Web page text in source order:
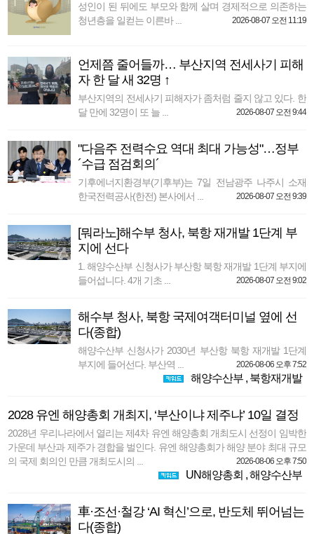
성인이 된 뒤에도 부모와 함께 살며 경제적으로 의존하는
청년층을 일컫는 이른바 ...
2026-08-07 오전 11:19
언제쯤 줄어들까… 부산지역 전세사기 피해
자 한 달 새 32명 ↑
부산지역의 전세사기 피해자가 좀처럼 줄지 않고 있다. 한
달 만에 32명이 또 늘 ...
2026-08-07 오전 9:44
"다음주 전력수요 역대 최대 가능성"…정부
´수급 점검회의´
기후에너지환경부(기후부)는 7일 전남광주 나주시 소재
한국전력공사(한전) 본사에서 ...
2026-08-07 오전 9:39
[뭐라노]해수부 청사, 북항 재개발 1단계 부
지에 선다
1. 해양수산부 신청사가 부산항 북항 재개발 1단계 부지에
들어섭니다. 4개 기초 ...
2026-08-07 오전 9:02
해수부 청사, 북항 국제여객터미널 옆에 선
다(종합)
해양수산부 신청사가 2030년 부산항 북항 재개발 1단계
부지에 들어선다. 부산역 ...
2026-08-06 오후 7:52
해양수산부, 북항재개발
2028 유엔 해양총회 개최지, ‘부산이냐 제주냐’ 10일 결정
2028년 우리나라에서 열리는 제4차 유엔 해양총회 개최도시 선정이 임박한
가운데 부산과 제주가 경합을 벌인다. 유엔 해양총회가 해양 분야 최대 규모
의 국제 회의인 만큼 개최도시의 ...
2026-08-06 오후 7:50
UN해양총회 ,해양수산부
車·조선·철강 ‘AI 혁신’으로, 반도체 뛰어넘는
다(종합)